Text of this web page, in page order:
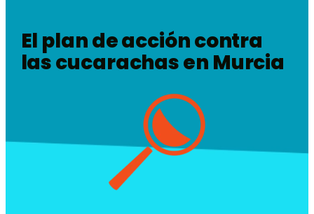
El plan de acción contra
las cucarachas en Murcia